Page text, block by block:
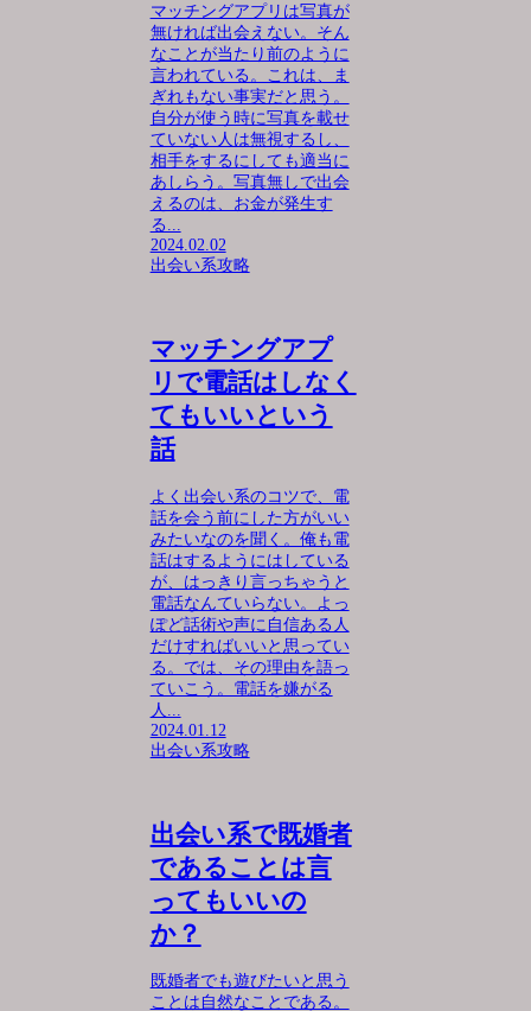
マッチングアプリは写真が
無ければ出会えない。そん
なことが当たり前のように
言われている。これは、ま
ぎれもない事実だと思う。
自分が使う時に写真を載せ
ていない人は無視するし、
相手をするにしても適当に
あしらう。写真無しで出会
えるのは、お金が発生す
る...
2024.02.02
出会い系攻略
マッチングアプ
リで電話はしなく
てもいいという
話
よく出会い系のコツで、電
話を会う前にした方がいい
みたいなのを聞く。俺も電
話はするようにはしている
が、はっきり言っちゃうと
電話なんていらない。よっ
ぽど話術や声に自信ある人
だけすればいいと思ってい
る。では、その理由を語っ
ていこう。電話を嫌がる
人...
2024.01.12
出会い系攻略
出会い系で既婚者
であることは言
ってもいいの
か？
既婚者でも遊びたいと思う
ことは自然なことである。